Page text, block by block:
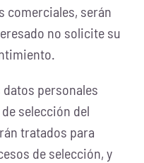
comerciales, serán
no solicite su
personales
selección del
tratados para
de selección, y